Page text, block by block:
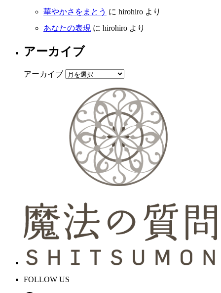
華やかさをまとう に hirohiro より
あなたの表現 に hirohiro より
アーカイブ
アーカイブ
FOLLOW US